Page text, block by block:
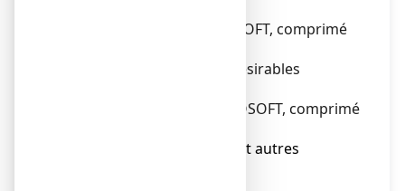
3. Comment prendre PROSOFT, comprimé
4. Quels sont les effets indésirables
5. Comment conserver PROSOFT, comprimé
6. Contenu de l’emballage et autres